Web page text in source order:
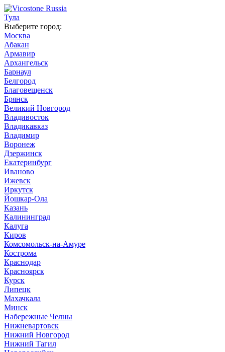
Тула
Выберите город:
Москва
Абакан
Армавир
Архангельск
Барнаул
Белгород
Благовещенск
Брянск
Великий Новгород
Владивосток
Владикавказ
Владимир
Воронеж
Дзержинск
Екатеринбург
Иваново
Ижевск
Иркутск
Йошкар-Ола
Казань
Калининград
Калуга
Киров
Комсомольск-на-Амуре
Кострома
Краснодар
Красноярск
Курск
Липецк
Махачкала
Минск
Набережные Челны
Нижневартовск
Нижний Новгород
Нижний Тагил